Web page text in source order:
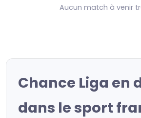
Aucun match à venir
Chance Liga en
dans le sport